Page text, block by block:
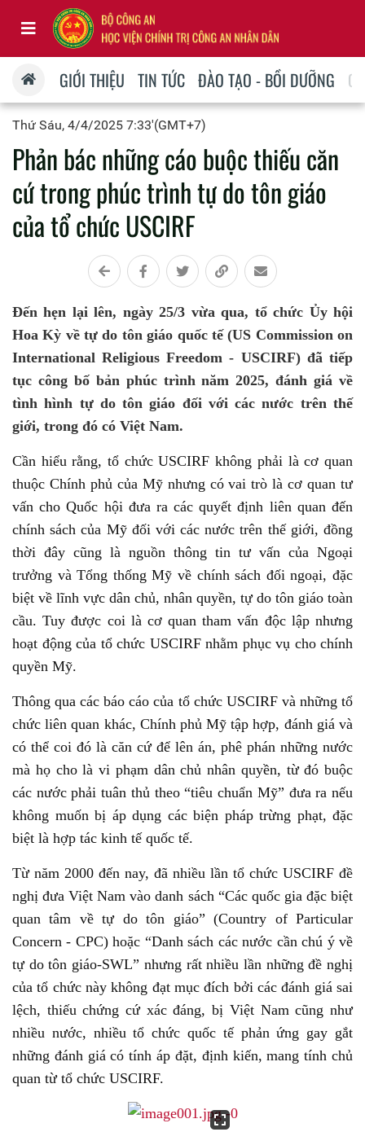
GIỚI THIỆU TIN TỨC ĐÀO TẠO - BỒI DƯỠNG
Thứ Sáu, 4/4/2025 7:33'(GMT+7)
Phản bác những cáo buộc thiếu căn
cứ trong phúc trình tự do tôn giáo
của tổ chức USCIRF
Đến hẹn lại lên, ngày 25/3 vừa qua, tổ chức Ủy hội
Hoa Kỳ về tự do tôn giáo quốc tế (US Commission on
International Religious Freedom - USCIRF) đã tiếp
tục công bố bản phúc trình năm 2025, đánh giá về
tình hình tự do tôn giáo đối với các nước trên thế
giới, trong đó có Việt Nam.
Cần hiểu rằng, tổ chức USCIRF không phải là cơ quan
thuộc Chính phủ của Mỹ nhưng có vai trò là cơ quan tư
vấn cho Quốc hội đưa ra các quyết định liên quan đến
chính sách của Mỹ đối với các nước trên thế giới, đồng
thời đây cũng là nguồn thông tin tư vấn của Ngoại
trưởng và Tổng thống Mỹ về chính sách đối ngoại, đặc
biệt về lĩnh vực dân chủ, nhân quyền, tự do tôn giáo toàn
cầu. Tuy được coi là cơ quan tham vấn độc lập nhưng
hoạt động của tổ chức USCIRF nhằm phục vụ cho chính
quyền Mỹ.
Thông qua các báo cáo của tổ chức USCIRF và những tổ
chức liên quan khác, Chính phủ Mỹ tập hợp, đánh giá và
có thể coi đó là căn cứ để lên án, phê phán những nước
mà họ cho là vi phạm dân chủ nhân quyền, từ đó buộc
các nước phải tuân thủ theo “tiêu chuẩn Mỹ” đưa ra nếu
không muốn bị áp dụng các biện pháp trừng phạt, đặc
biệt là hợp tác kinh tế quốc tế.
Từ năm 2000 đến nay, đã nhiều lần tổ chức USCIRF đề
nghị đưa Việt Nam vào danh sách “Các quốc gia đặc biệt
quan tâm về tự do tôn giáo” (Country of Particular
Concern - CPC) hoặc “Danh sách các nước cần chú ý về
tự do tôn giáo-SWL” nhưng rất nhiều lần những đề nghị
của tổ chức này không đạt mục đích bởi các đánh giá sai
lệch, thiếu chứng cứ xác đáng, bị Việt Nam cũng như
nhiều nước, nhiều tổ chức quốc tế phản ứng gay gắt
những đánh giá có tính áp đặt, định kiến, mang tính chủ
quan từ tổ chức USCIRF.